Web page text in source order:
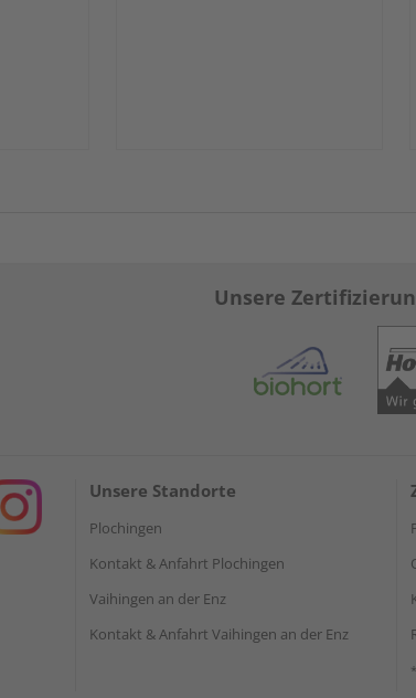
Unsere
Unsere Standorte
Plochingen
Kontakt & Anfahrt Plochingen
Vaihingen an der Enz
Kontakt & Anfahrt Vaihingen an der Enz